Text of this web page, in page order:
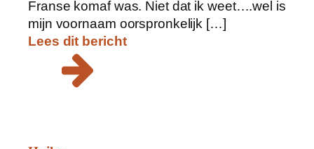
Franse komaf was. Niet dat ik weet….wel is
mijn voornaam oorspronkelijk […]
Lees dit bericht